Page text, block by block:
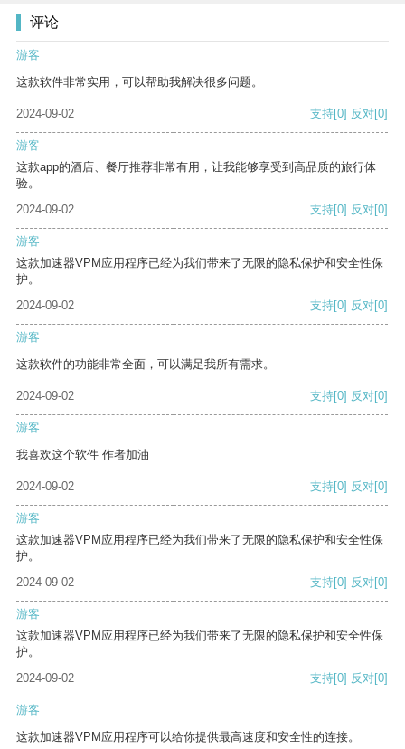
评论
游客
这款软件非常实用，可以帮助我解决很多问题。
2024-09-02 支持[0] 反对[0]
游客
这款app的酒店、餐厅推荐非常有用，让我能够享受到高品质的旅行体
验。
2024-09-02
支持[0] 反对[0]
游客
这款加速器VPM应用程序已经为我们带来了无限的隐私保护和安全性保
护。
2024-09-02
支持[0] 反对[0]
游客
这款软件的功能非常全面，可以满足我所有需求。
2024-09-02 支持[0] 反对[0]
游客
我喜欢这个软件 作者加油
2024-09-02 支持[0] 反对[0]
游客
这款加速器VPM应用程序已经为我们带来了无限的隐私保护和安全性保
护。
2024-09-02
支持[0] 反对[0]
游客
这款加速器VPM应用程序已经为我们带来了无限的隐私保护和安全性保
护。
2024-09-02
支持[0] 反对[0]
游客
这款加速器VPM应用程序可以给你提供最高速度和安全性的连接。